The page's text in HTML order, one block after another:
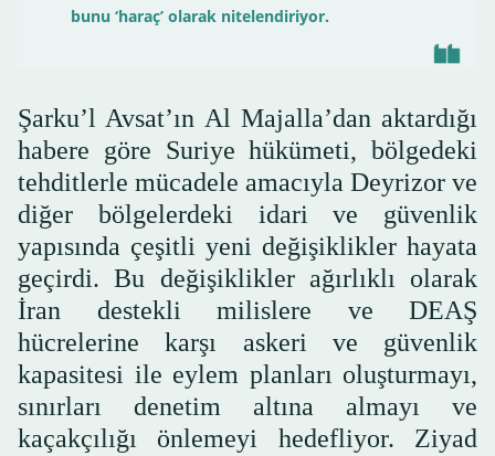
bunu ‘haraç’ olarak nitelendiriyor.
Şarku’l Avsat’ın Al Majalla’dan aktardığı
habere göre Suriye hükümeti, bölgedeki
tehditlerle mücadele amacıyla Deyrizor ve
diğer bölgelerdeki idari ve güvenlik
yapısında çeşitli yeni değişiklikler hayata
geçirdi. Bu değişiklikler ağırlıklı olarak
İran destekli milislere ve DEAŞ
hücrelerine karşı askeri ve güvenlik
kapasitesi ile eylem planları oluşturmayı,
sınırları denetim altına almayı ve
kaçakçılığı önlemeyi hedefliyor. Ziyad